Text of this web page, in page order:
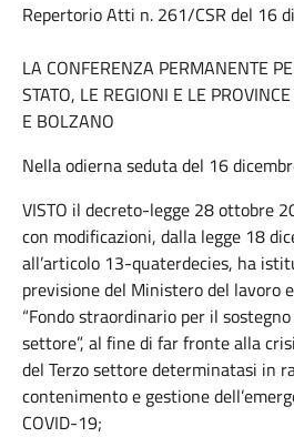
Repertorio Atti n. 261/CSR del 16
LA CONFERENZA PERMANENTE
STATO, LE REGIONI E LE
E BOLZANO
Nella odierna seduta del 16
VISTO il decreto-legge 28 ottobre
con modificazioni, dalla legge 18
all’articolo 13-quaterdecies, ha
previsione del Ministero del lavoro
“Fondo straordinario per il
settore”, al fine di far fronte alla
del Terzo settore determinatasi in
contenimento e gestione
COVID-19;